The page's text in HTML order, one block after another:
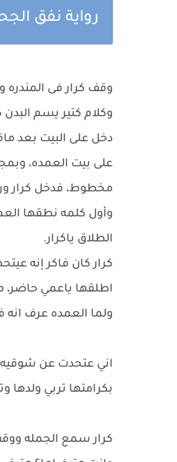
رواية نفق
وقف كرار فى المندره
وكلام كتير يسم
دخل على البيت بعد
على بيت العمده،
مخطوط، فدخل كرار
وأول كلمه نطقها
الطلاق ياكرار.
كرار كان فاكر إنه
اطلقها ياعمي
ولما العمده عرف
اني عتحدت عن شوقيه
بكرامتها تربي ولدها
كرار سمع الجمله